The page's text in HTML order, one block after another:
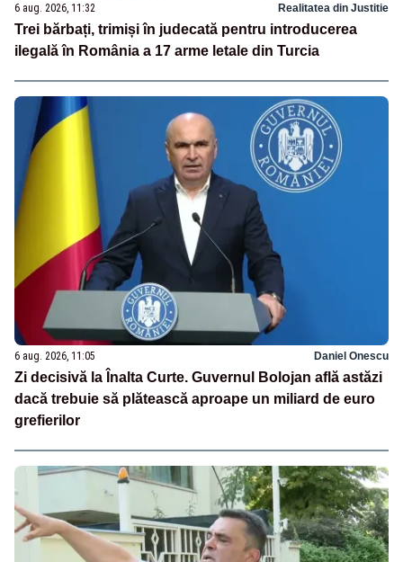
6 aug. 2026, 11:32 Realitatea din Justitie
Trei bărbați, trimiși în judecată pentru introducerea
ilegală în România a 17 arme letale din Turcia
6 aug. 2026, 11:05 Daniel Onescu
Zi decisivă la Înalta Curte. Guvernul Bolojan află astăzi
dacă trebuie să plătească aproape un miliard de euro
grefierilor